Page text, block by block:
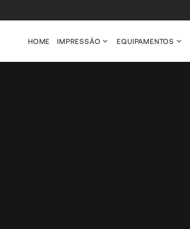
HOME IMPRESSÃO EQUIPAMENTOS